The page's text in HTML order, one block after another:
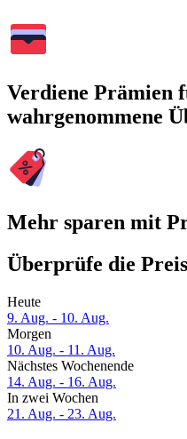
Verdiene Prämien
wahrgenommene
Mehr sparen mit
Überprüfe die
Heute
9. Aug. - 10. Aug.
Morgen
10. Aug. - 11. Aug.
Nächstes Wochenende
14. Aug. - 16. Aug.
In zwei Wochen
21. Aug. - 23. Aug.